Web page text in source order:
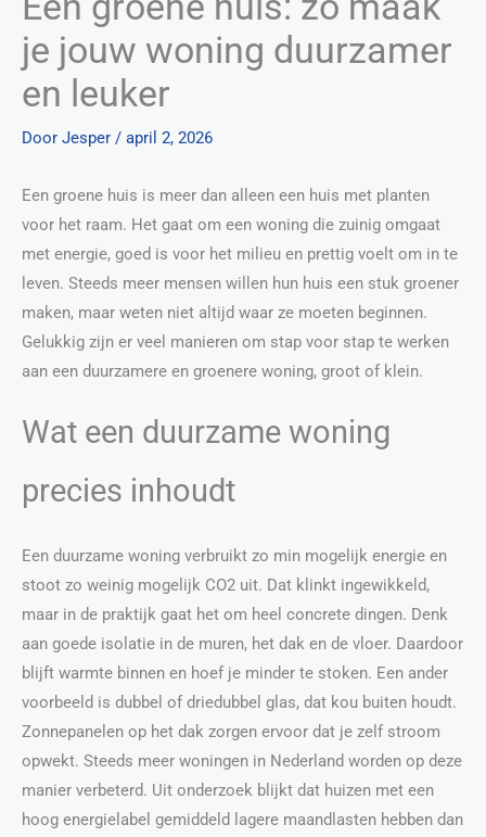
je jouw woning duurzamer
en leuker
Door Jesper / april 2, 2026
Een groene huis is meer dan alleen een huis met planten
voor het raam. Het gaat om een woning die zuinig omgaat
met energie, goed is voor het milieu en prettig voelt om in te
leven. Steeds meer mensen willen hun huis een stuk groener
maken, maar weten niet altijd waar ze moeten beginnen.
Gelukkig zijn er veel manieren om stap voor stap te werken
aan een duurzamere en groenere woning, groot of klein.
Wat een duurzame woning
precies inhoudt
Een duurzame woning verbruikt zo min mogelijk energie en
stoot zo weinig mogelijk CO2 uit. Dat klinkt ingewikkeld,
maar in de praktijk gaat het om heel concrete dingen. Denk
aan goede isolatie in de muren, het dak en de vloer. Daardoor
blijft warmte binnen en hoef je minder te stoken. Een ander
voorbeeld is dubbel of driedubbel glas, dat kou buiten houdt.
Zonnepanelen op het dak zorgen ervoor dat je zelf stroom
opwekt. Steeds meer woningen in Nederland worden op deze
manier verbeterd. Uit onderzoek blijkt dat huizen met een
hoog energielabel gemiddeld lagere maandlasten hebben dan